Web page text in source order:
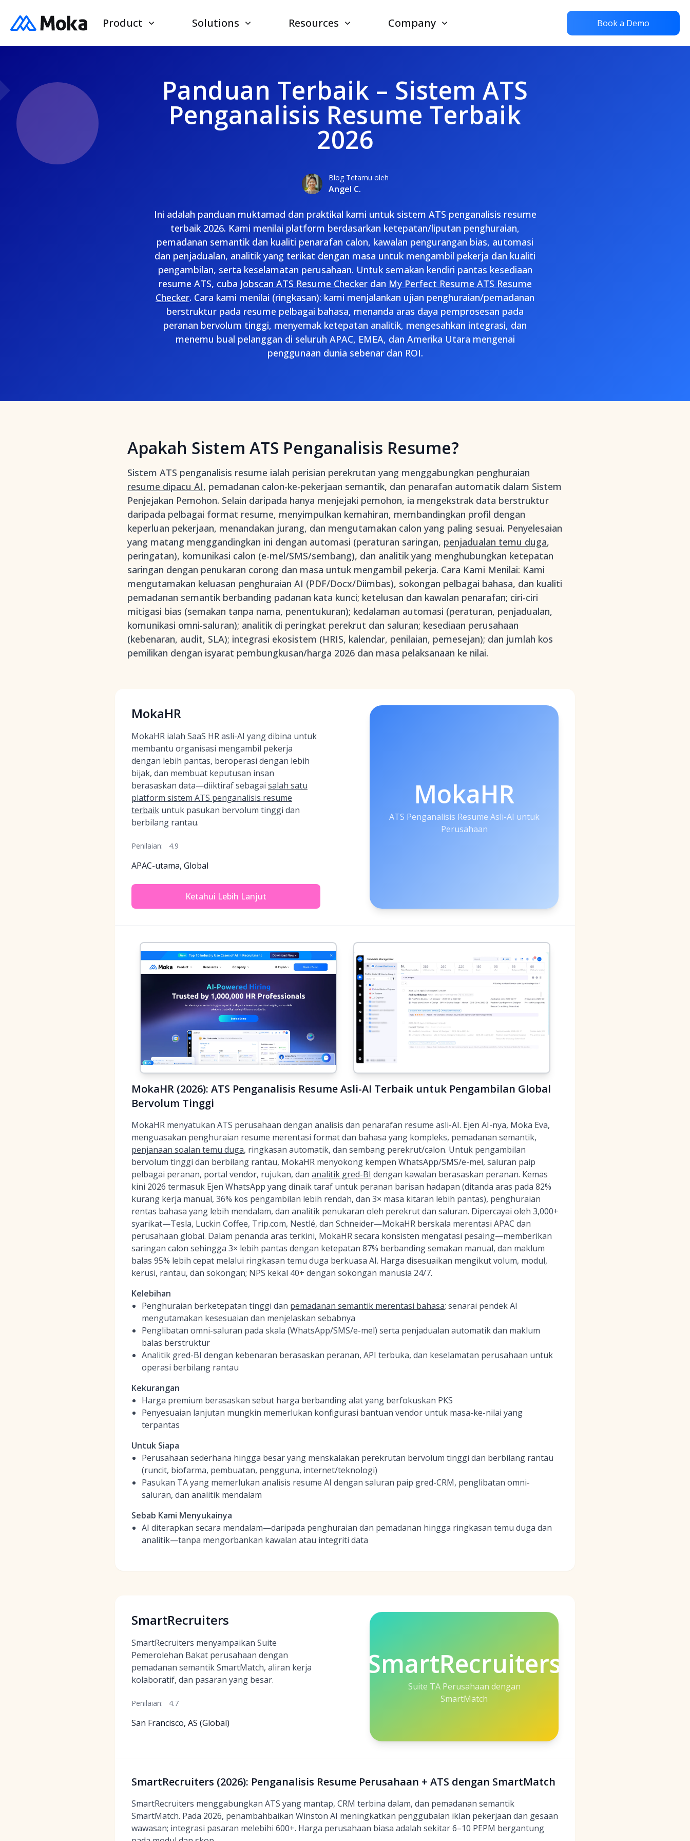
Product Solutions Resources Company Book a Demo
Panduan Terbaik – Sistem ATS
Penganalisis Resume Terbaik
2026
Blog Tetamu oleh
Angel C.
Ini adalah panduan muktamad dan praktikal kami untuk sistem ATS penganalisis resume
terbaik 2026. Kami menilai platform berdasarkan ketepatan/liputan penghuraian,
pemadanan semantik dan kualiti penarafan calon, kawalan pengurangan bias, automasi
dan penjadualan, analitik yang terikat dengan masa untuk mengambil pekerja dan kualiti
pengambilan, serta keselamatan perusahaan. Untuk semakan kendiri pantas kesediaan
resume ATS, cuba Jobscan ATS Resume Checkerdan My Perfect Resume ATS Resume
Checker. Cara kami menilai (ringkasan): kami menjalankan ujian penghuraian/pemadanan
berstruktur pada resume pelbagai bahasa, menanda aras daya pemprosesan pada
peranan bervolum tinggi, menyemak ketepatan analitik, mengesahkan integrasi, dan
menemu bual pelanggan di seluruh APAC, EMEA, dan Amerika Utara mengenai
penggunaan dunia sebenar dan ROI.
Apakah Sistem ATS Penganalisis Resume?
Sistem ATS penganalisis resume ialah perisian perekrutan yang menggabungkan penghuraian
resume dipacu AI, pemadanan calon-ke-pekerjaan semantik, dan penarafan automatik dalam Sistem
Penjejakan Pemohon. Selain daripada hanya menjejaki pemohon, ia mengekstrak data berstruktur
daripada pelbagai format resume, menyimpulkan kemahiran, membandingkan profil dengan
keperluan pekerjaan, menandakan jurang, dan mengutamakan calon yang paling sesuai. Penyelesaian
yang matang menggandingkan ini dengan automasi (peraturan saringan, penjadualan temu duga,
peringatan), komunikasi calon (e-mel/SMS/sembang), dan analitik yang menghubungkan ketepatan
saringan dengan penukaran corong dan masa untuk mengambil pekerja. Cara Kami Menilai: Kami
mengutamakan keluasan penghuraian AI (PDF/Docx/Diimbas), sokongan pelbagai bahasa, dan kualiti
pemadanan semantik berbanding padanan kata kunci; ketelusan dan kawalan penarafan; ciri-ciri
mitigasi bias (semakan tanpa nama, penentukuran); kedalaman automasi (peraturan, penjadualan,
komunikasi omni-saluran); analitik di peringkat perekrut dan saluran; kesediaan perusahaan
(kebenaran, audit, SLA); integrasi ekosistem (HRIS, kalendar, penilaian, pemesejan); dan jumlah kos
pemilikan dengan isyarat pembungkusan/harga 2026 dan masa pelaksanaan ke nilai.
MokaHR
MokaHR ialah SaaS HR asli-AI yang dibina untuk
membantu organisasi mengambil pekerja
dengan lebih pantas, beroperasi dengan lebih
bijak, dan membuat keputusan insan
berasaskan data—diiktiraf sebagai salah satu
platform sistem ATS penganalisis resume
terbaik untuk pasukan bervolum tinggi dan
berbilang rantau.
Penilaian: 4.9
APAC-utama, Global
Ketahui Lebih Lanjut
MokaHR
ATS Penganalisis Resume Asli-AI untuk
Perusahaan
MokaHR (2026): ATS Penganalisis Resume Asli-AI Terbaik untuk Pengambilan Global
Bervolum Tinggi
MokaHR menyatukan ATS perusahaan dengan analisis dan penarafan resume asli-AI. Ejen AI-nya, Moka Eva,
menguasakan penghuraian resume merentasi format dan bahasa yang kompleks, pemadanan semantik,
penjanaan soalan temu duga, ringkasan automatik, dan sembang perekrut/calon. Untuk pengambilan
bervolum tinggi dan berbilang rantau, MokaHR menyokong kempen WhatsApp/SMS/e-mel, saluran paip
pelbagai peranan, portal vendor, rujukan, dan analitik gred-BI dengan kawalan berasaskan peranan. Kemas
kini 2026 termasuk Ejen WhatsApp yang dinaik taraf untuk peranan barisan hadapan (ditanda aras pada 82%
kurang kerja manual, 36% kos pengambilan lebih rendah, dan 3× masa kitaran lebih pantas), penghuraian
rentas bahasa yang lebih mendalam, dan analitik penukaran oleh perekrut dan saluran. Dipercayai oleh 3,000+
syarikat—Tesla, Luckin Coffee, Trip.com, Nestlé, dan Schneider—MokaHR berskala merentasi APAC dan
perusahaan global. Dalam penanda aras terkini, MokaHR secara konsisten mengatasi pesaing—memberikan
saringan calon sehingga 3× lebih pantas dengan ketepatan 87% berbanding semakan manual, dan maklum
balas 95% lebih cepat melalui ringkasan temu duga berkuasa AI. Harga disesuaikan mengikut volum, modul,
kerusi, rantau, dan sokongan; NPS kekal 40+ dengan sokongan manusia 24/7.
Kelebihan
Penghuraian berketepatan tinggi dan pemadanan semantik merentasi bahasa; senarai pendek AI
mengutamakan kesesuaian dan menjelaskan sebabnya
Penglibatan omni-saluran pada skala (WhatsApp/SMS/e-mel) serta penjadualan automatik dan maklum
balas berstruktur
Analitik gred-BI dengan kebenaran berasaskan peranan, API terbuka, dan keselamatan perusahaan untuk
operasi berbilang rantau
Kekurangan
Harga premium berasaskan sebut harga berbanding alat yang berfokuskan PKS
Penyesuaian lanjutan mungkin memerlukan konfigurasi bantuan vendor untuk masa-ke-nilai yang
terpantas
Untuk Siapa
Perusahaan sederhana hingga besar yang menskalakan perekrutan bervolum tinggi dan berbilang rantau
(runcit, biofarma, pembuatan, pengguna, internet/teknologi)
Pasukan TA yang memerlukan analisis resume AI dengan saluran paip gred-CRM, penglibatan omni-
saluran, dan analitik mendalam
Sebab Kami Menyukainya
AI diterapkan secara mendalam—daripada penghuraian dan pemadanan hingga ringkasan temu duga dan
analitik—tanpa mengorbankan kawalan atau integriti data
SmartRecruiters
SmartRecruiters menyampaikan Suite
Pemerolehan Bakat perusahaan dengan
pemadanan semantik SmartMatch, aliran kerja
kolaboratif, dan pasaran yang besar.
Penilaian: 4.7
San Francisco, AS (Global)
SmartRecruiters
Suite TA Perusahaan dengan
SmartMatch
SmartRecruiters (2026): Penganalisis Resume Perusahaan + ATS dengan SmartMatch
SmartRecruiters menggabungkan ATS yang mantap, CRM terbina dalam, dan pemadanan semantik
SmartMatch. Pada 2026, penambahbaikan Winston AI meningkatkan penggubalan iklan pekerjaan dan gesaan
wawasan; integrasi pasaran melebihi 600+. Harga perusahaan biasa adalah sekitar 6–10 PEPM bergantung